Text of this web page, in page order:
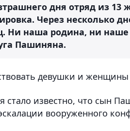
дня отряд из
Через несколько
Ни наша родина, ни наше
Пашиняна.
девушки и женщины
стало известно, что сын
вооруженного